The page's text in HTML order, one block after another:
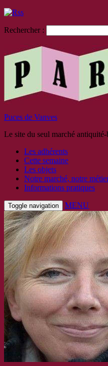
Rechercher :
Puces de Vanves
Le site du seul marché
Les adhérents
Cette semaine
Les objets
Notre marché, notre
Informations pratiques
Toggle navigation MENU